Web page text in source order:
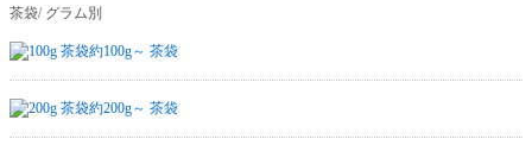
茶袋/ グラム別
約100g～ 茶袋
約200g～ 茶袋